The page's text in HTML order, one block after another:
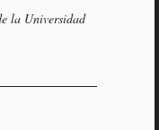
la Universidad